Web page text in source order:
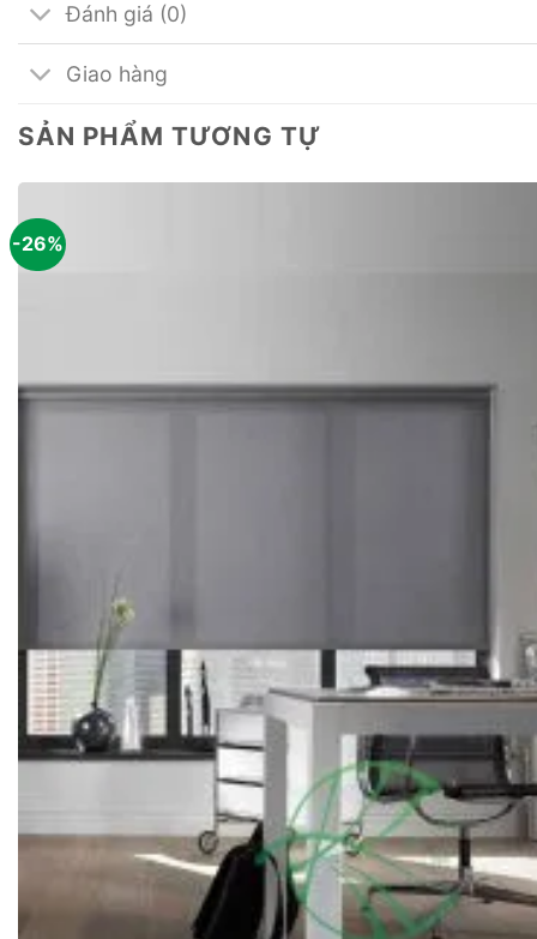
Đánh giá (0)
Giao hàng
SẢN PHẨM TƯƠNG TỰ
-26%